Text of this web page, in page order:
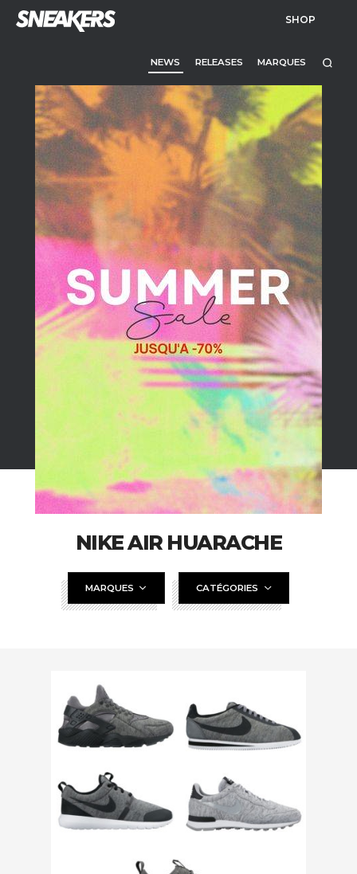
SHOP
NEWS RELEASES MARQUES
NIKE AIR HUARACHE
MARQUES CATÉGORIES